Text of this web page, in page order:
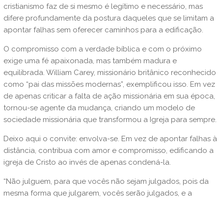
cristianismo faz de si mesmo é legítimo e necessário, mas
difere profundamente da postura daqueles que se limitam a
apontar falhas sem oferecer caminhos para a edificação.
O compromisso com a verdade bíblica e com o próximo
exige uma fé apaixonada, mas também madura e
equilibrada. William Carey, missionário britânico reconhecido
como “pai das missões modernas”, exemplificou isso. Em vez
de apenas criticar a falta de ação missionária em sua época,
tornou-se agente da mudança, criando um modelo de
sociedade missionária que transformou a Igreja para sempre.
Deixo aqui o convite: envolva-se. Em vez de apontar falhas à
distância, contribua com amor e compromisso, edificando a
igreja de Cristo ao invés de apenas condená-la.
“Não julguem, para que vocês não sejam julgados, pois da
mesma forma que julgarem, vocês serão julgados, e a